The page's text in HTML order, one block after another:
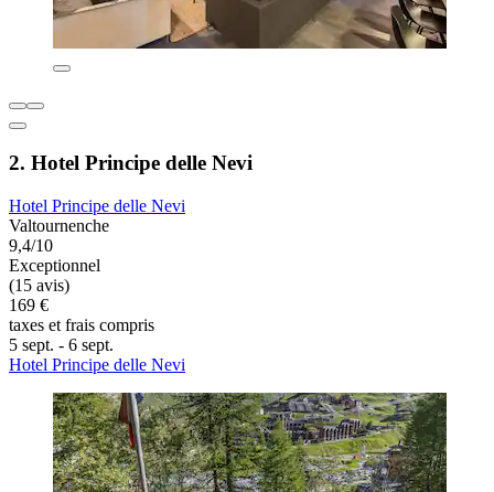
2. Hotel Principe delle Nevi
Hotel Principe delle Nevi
Valtournenche
9,4/10
Exceptionnel
(15 avis)
169 €
taxes et frais compris
5 sept. - 6 sept.
Hotel Principe delle Nevi